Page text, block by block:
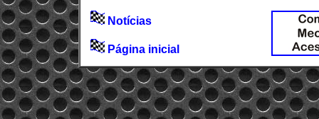
Notícias
Página inicial